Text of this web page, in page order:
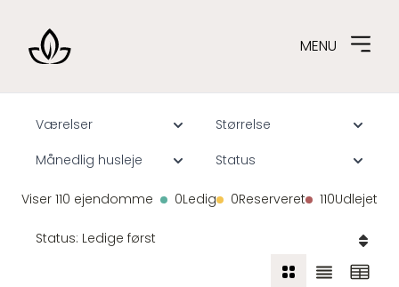
Spring til indhold
MENU
Værelser Størrelse
Månedlig husleje Status
Viser 110 ejendomme 0Ledig 0Reserveret 110Udlejet